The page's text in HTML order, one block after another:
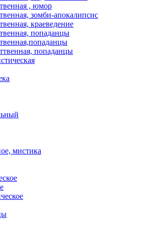
, юмор
зомби-апокалипсис
краеведение
попаданцы
попаданцы
мистика